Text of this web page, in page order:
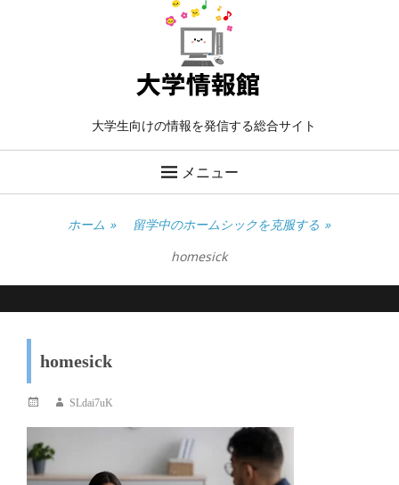
大学生向けの情報を発信する総合サイト
メニュー
ホーム » 留学中のホームシックを克服する »
homesick
homesick
投
日
投
者
SLdai7uK